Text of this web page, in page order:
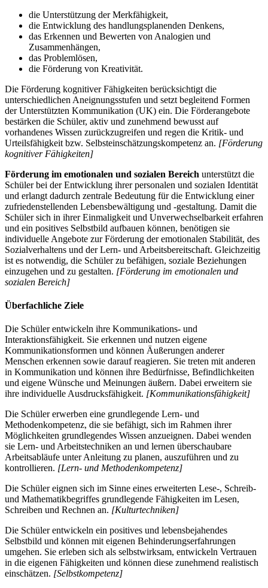
die Unterstützung der Merkfähigkeit,
die Entwicklung des handlungsplanenden Denkens,
das Erkennen und Bewerten von Analogien und
Zusammenhängen,
das Problemlösen,
die Förderung von Kreativität.
Die Förderung kognitiver Fähigkeiten berücksichtigt die
unterschiedlichen Aneignungsstufen und setzt begleitend Formen
der Unterstützten Kommunikation (UK) ein. Die Förderangebote
bestärken die Schüler, aktiv und zunehmend bewusst auf
vorhandenes Wissen zurückzugreifen und regen die Kritik- und
Urteilsfähigkeit bzw. Selbsteinschätzungskompetenz an. [Förderung
kognitiver Fähigkeiten]
Förderung im emotionalen und sozialen Bereich unterstützt die
Schüler bei der Entwicklung ihrer personalen und sozialen Identität
und erlangt dadurch zentrale Bedeutung für die Entwicklung einer
zufriedenstellenden Lebensbewältigung und -gestaltung. Damit die
Schüler sich in ihrer Einmaligkeit und Unverwechselbarkeit erfahren
und ein positives Selbstbild aufbauen können, benötigen sie
individuelle Angebote zur Förderung der emotionalen Stabilität, des
Sozialverhaltens und der Lern- und Arbeitsbereitschaft. Gleichzeitig
ist es notwendig, die Schüler zu befähigen, soziale Beziehungen
einzugehen und zu gestalten. [Förderung im emotionalen und
sozialen Bereich]
Überfachliche Ziele
Die Schüler entwickeln ihre Kommunikations- und
Interaktionsfähigkeit. Sie erkennen und nutzen eigene
Kommunikationsformen und können Äußerungen anderer
Menschen erkennen sowie darauf reagieren. Sie treten mit anderen
in Kommunikation und können ihre Bedürfnisse, Befindlichkeiten
und eigene Wünsche und Meinungen äußern. Dabei erweitern sie
ihre individuelle Ausdrucksfähigkeit. [Kommunikationsfähigkeit]
Die Schüler erwerben eine grundlegende Lern- und
Methodenkompetenz, die sie befähigt, sich im Rahmen ihrer
Möglichkeiten grundlegendes Wissen anzueignen. Dabei wenden
sie Lern- und Arbeitstechniken an und lernen überschaubare
Arbeitsabläufe unter Anleitung zu planen, auszuführen und zu
kontrollieren. [Lern- und Methodenkompetenz]
Die Schüler eignen sich im Sinne eines erweiterten Lese-, Schreib-
und Mathematikbegriffes grundlegende Fähigkeiten im Lesen,
Schreiben und Rechnen an. [Kulturtechniken]
Die Schüler entwickeln ein positives und lebensbejahendes
Selbstbild und können mit eigenen Behinderungserfahrungen
umgehen. Sie erleben sich als selbstwirksam, entwickeln Vertrauen
in die eigenen Fähigkeiten und können diese zunehmend realistisch
einschätzen. [Selbstkompetenz]